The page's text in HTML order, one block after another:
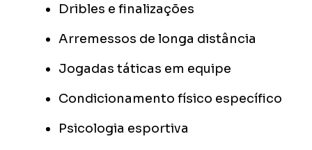
Dribles e finalizações
Arremessos de longa distância
Jogadas táticas em equipe
Condicionamento físico específico
Psicologia esportiva